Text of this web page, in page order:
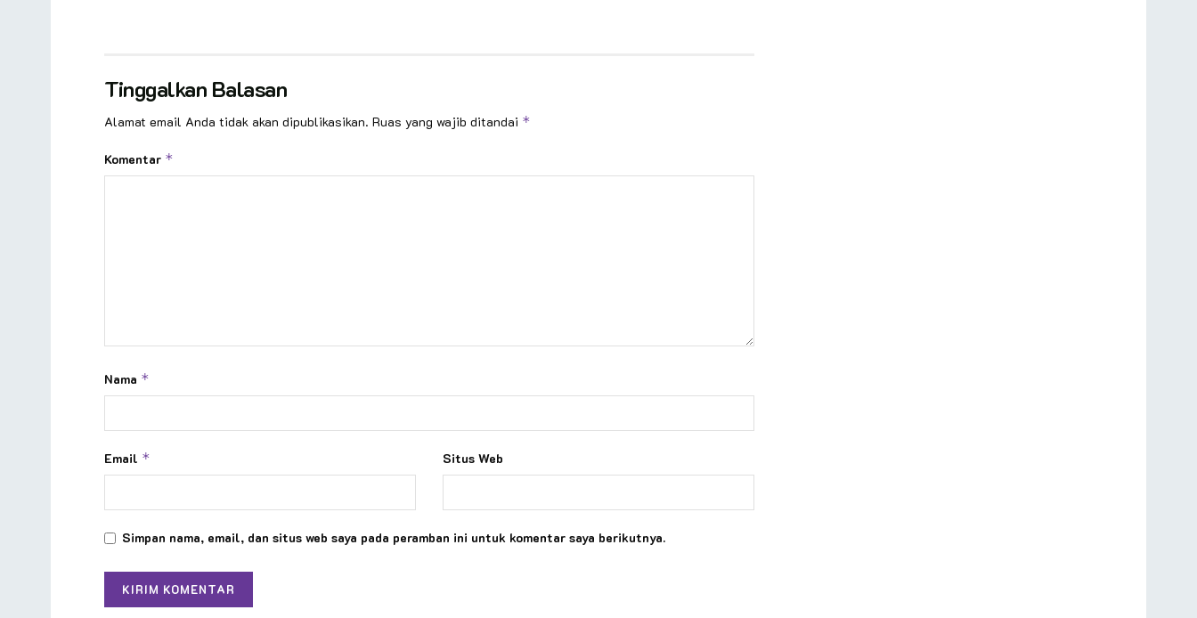
Tinggalkan Balasan
Alamat email Anda tidak akan dipublikasikan. Ruas yang wajib ditandai *
Komentar *
Nama *
Email * Situs Web
Simpan nama, email, dan situs web saya pada peramban ini untuk komentar saya berikutnya.